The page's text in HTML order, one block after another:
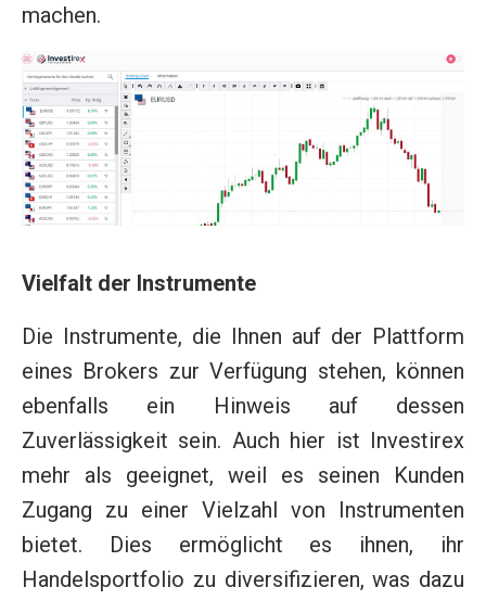
machen.
Vielfalt der Instrumente
Die Instrumente, die Ihnen auf der Plattform
eines Brokers zur Verfügung stehen, können
ebenfalls ein Hinweis auf dessen
Zuverlässigkeit sein. Auch hier ist Investirex
mehr als geeignet, weil es seinen Kunden
Zugang zu einer Vielzahl von Instrumenten
bietet. Dies ermöglicht es ihnen, ihr
Handelsportfolio zu diversifizieren, was dazu